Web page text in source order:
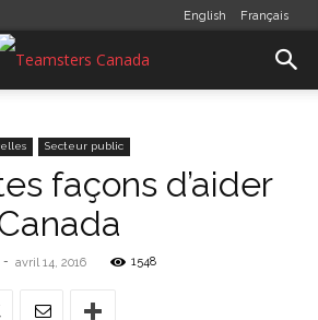
English Français
Secteur public
façons d’aider
- avril 14, 2016 1548